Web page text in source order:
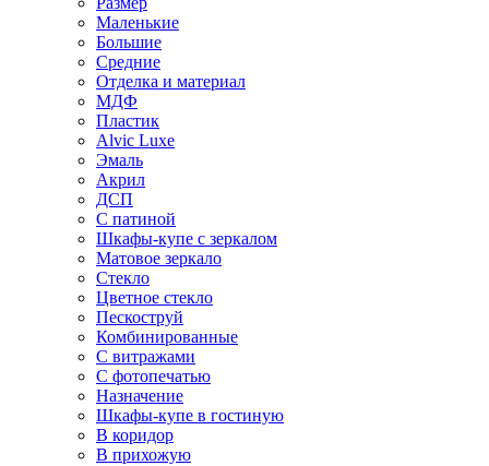
Маленькие
Большие
Средние
Отделка и материал
МДФ
Пластик
Alvic Luxe
Эмаль
Акрил
ДСП
С патиной
Шкафы-купе с зеркалом
Матовое зеркало
Стекло
Цветное стекло
Пескоструй
Комбинированные
С витражами
С фотопечатью
Назначение
Шкафы-купе в гостиную
В коридор
В прихожую